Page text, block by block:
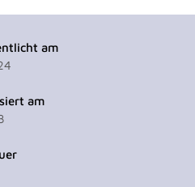
am
am